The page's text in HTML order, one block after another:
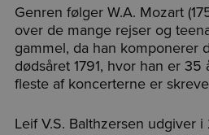
Genren følger W.A. Mozart
over de mange rejser og
gammel, da han komponerer
dødsåret 1791, hvor han er
fleste af koncerterne er
Leif V.S. Balthzersen udgiver